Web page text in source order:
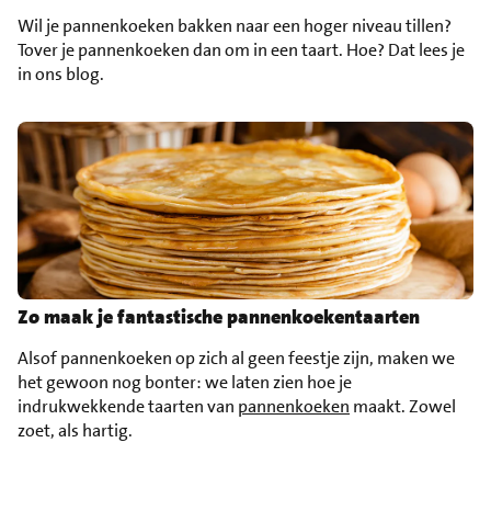
Wil je pannenkoeken bakken naar een hoger niveau tillen?
Tover je pannenkoeken dan om in een taart. Hoe? Dat lees je
in ons blog.
Zo maak je fantastische pannenkoekentaarten
Alsof pannenkoeken op zich al geen feestje zijn, maken we
het gewoon nog bonter: we laten zien hoe je
indrukwekkende taarten van pannenkoeken maakt. Zowel
zoet, als hartig.